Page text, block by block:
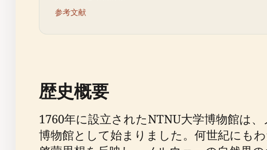
参考文献
歴史概要
1760年に設立されたNTNU大学博物館は
博物館として始まりました。何世紀にも